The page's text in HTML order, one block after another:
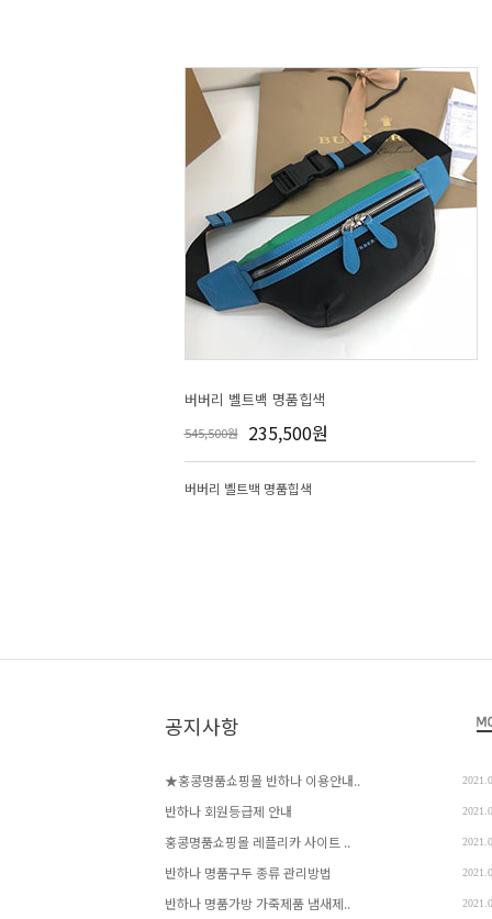
버버리 벨트백 명품힙색
545,500원 235,500원
버버리 벨트백 명품힙색
공지사항
★홍콩명품쇼핑몰 반하나 이용안내..
반하나 회원등급제 안내
홍콩명품쇼핑몰 레플리카 사이트 ..
반하나 명품구두 종류 관리방법
반하나 명품가방 가죽제품 냄새제..